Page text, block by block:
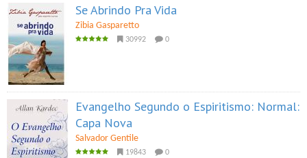
Se Abrindo Pra Vida
Zibia Gasparetto
30992 0
Evangelho Segundo o Espiritismo: Normal:
Capa Nova
Salvador Gentile
19843 0